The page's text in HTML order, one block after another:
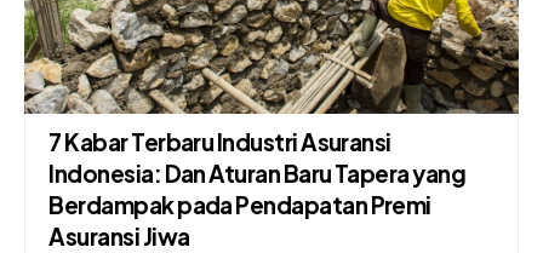
7 Kabar Terbaru Industri Asuransi
Indonesia: Dan Aturan Baru Tapera yang
Berdampak pada Pendapatan Premi
Asuransi Jiwa